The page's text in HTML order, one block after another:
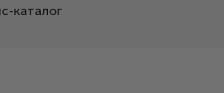
каталог